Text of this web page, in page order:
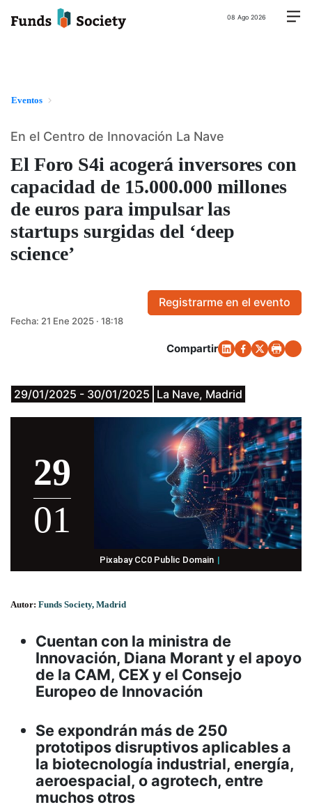
08 Ago 2026
Eventos
El Foro S4i acogerá inversores con
capacidad de 15.000.000 millones
de euros para impulsar las
startups surgidas del ‘deep
science’
En el Centro de Innovación La Nave
Registrarme en el evento
Fecha: 21 Ene 2025 · 18:18
Compartir
29/01/2025 - 30/01/2025 La Nave, Madrid
29
01
Pixabay CC0 Public Domain
Autor: Funds Society, Madrid
Cuentan con la ministra de
Innovación, Diana Morant y el apoyo
de la CAM, CEX y el Consejo
Europeo de Innovación
Se expondrán más de 250
prototipos disruptivos aplicables a
la biotecnología industrial, energía,
aeroespacial, o agrotech, entre
muchos otros